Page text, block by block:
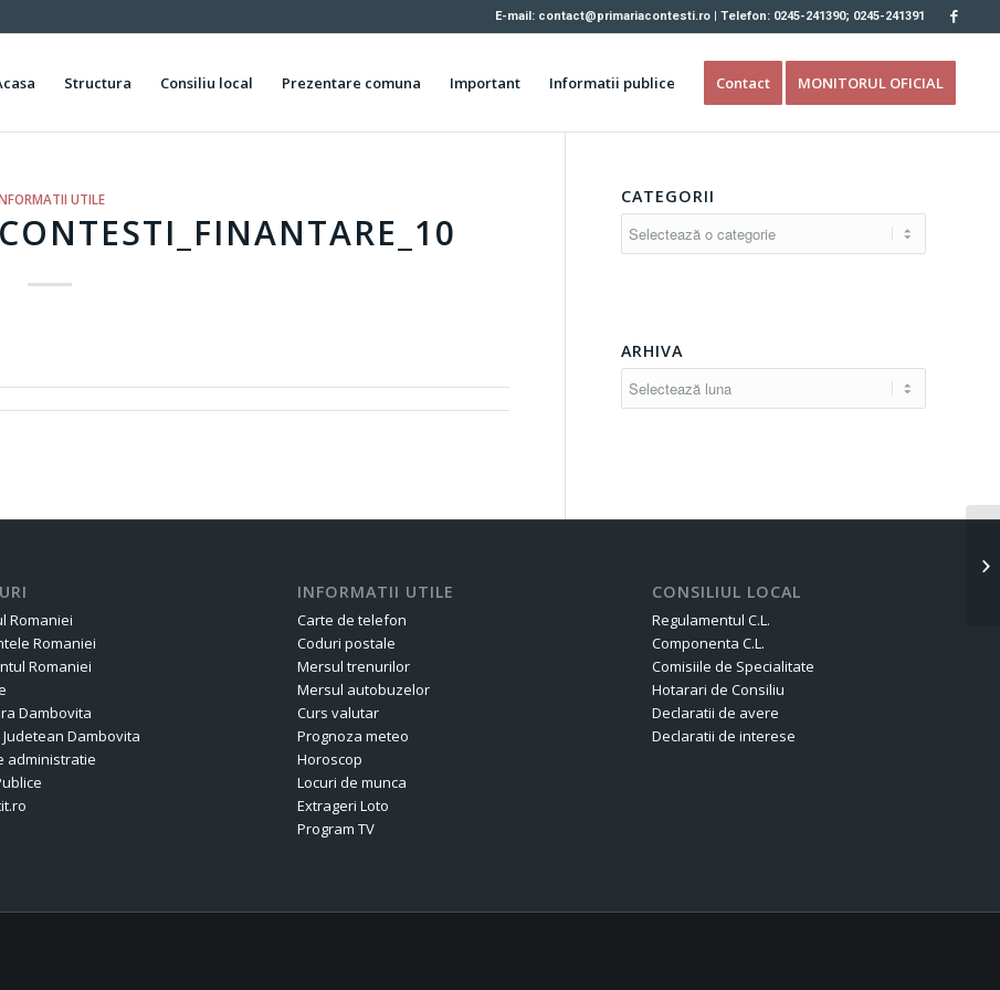
E-mail: contact@primariacontesti.ro | Telefon: 0245-241390; 0245-241391
Structura Consiliu local Prezentare comuna Important Informatii publice Contact MONITORUL OFICIAL
UTILE CATEGORII
ARHIVA
Romaniei
Romaniei
Romaniei
Dambovita
Dambovita
administratie
INFORMATII UTILE
Carte de telefon
Coduri postale
Mersul trenurilor
Mersul autobuzelor
Curs valutar
Prognoza meteo
Horoscop
Locuri de munca
Extrageri Loto
Program TV
CONSILIUL LOCAL
Regulamentul C.L.
Componenta C.L.
Comisiile de Specialitate
Hotarari de Consiliu
Declaratii de avere
Declaratii de interese